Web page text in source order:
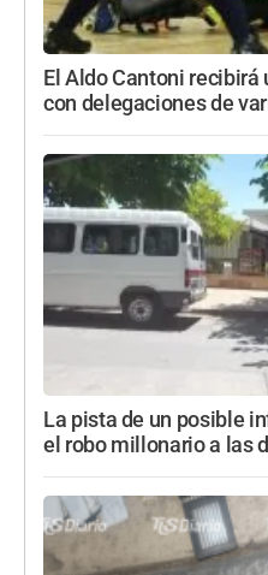
El Aldo Cantoni
con delegaciones de
La pista de un posible
el robo millonario a las